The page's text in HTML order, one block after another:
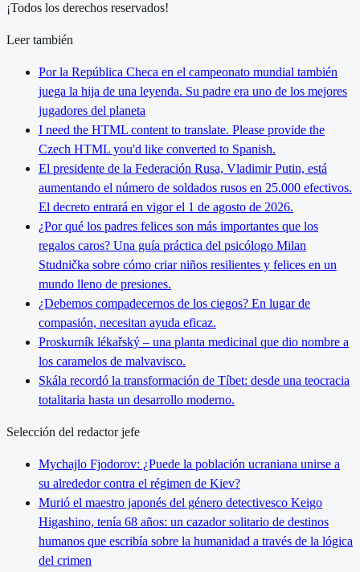
¡Todos los derechos reservados!
Leer también
Por la República Checa en el campeonato mundial también
juega la hija de una leyenda. Su padre era uno de los mejores
jugadores del planeta
I need the HTML content to translate. Please provide the
Czech HTML you'd like converted to Spanish.
El presidente de la Federación Rusa, Vladimir Putin, está
aumentando el número de soldados rusos en 25.000 efectivos.
El decreto entrará en vigor el 1 de agosto de 2026.
¿Por qué los padres felices son más importantes que los
regalos caros? Una guía práctica del psicólogo Milan
Studnička sobre cómo criar niños resilientes y felices en un
mundo lleno de presiones.
¿Debemos compadecernos de los ciegos? En lugar de
compasión, necesitan ayuda eficaz.
Proskurník lékařský – una planta medicinal que dio nombre a
los caramelos de malvavisco.
Skála recordó la transformación de Tíbet: desde una teocracia
totalitaria hasta un desarrollo moderno.
Selección del redactor jefe
Mychajlo Fjodorov: ¿Puede la población ucraniana unirse a
su alrededor contra el régimen de Kiev?
Murió el maestro japonés del género detectivesco Keigo
Higashino, tenía 68 años: un cazador solitario de destinos
humanos que escribía sobre la humanidad a través de la lógica
del crimen